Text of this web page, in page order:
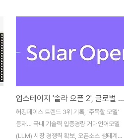
업스테이지 '솔라 오픈 2', 글로벌 AI 트렌드 선두권 진입
허깅페이스 트렌드 3위 기록, '주목할 모델'
등재… 국내 기술력 입증경량 거대언어모델
(LLM) 시장 경쟁력 확보, 오픈소스 생태계